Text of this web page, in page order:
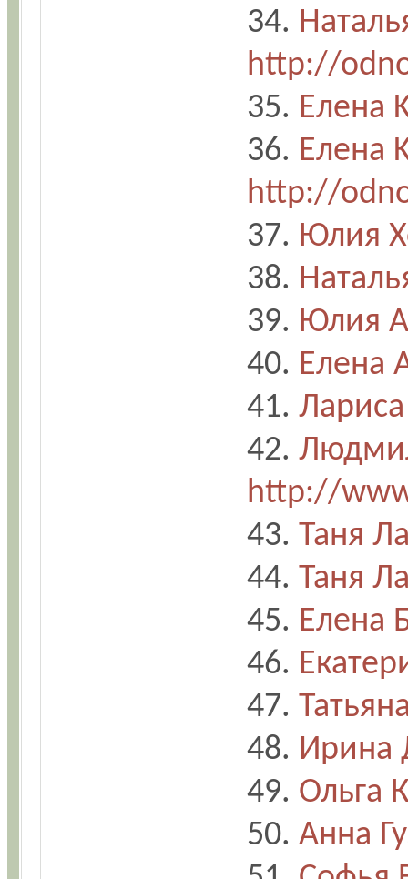
34.
http://
35. Елена
36. Елена
http://
37. Юлия
38.
39. Юлия
40. Елена
41. Лариса
42.
http://
43. Таня
44. Таня
45. Елена
46.
47.
48. Ирина
49. Ольга
50. Анна